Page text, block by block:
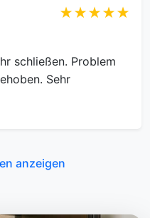
★★★★★
schließen. Problem
Sehr
anzeigen